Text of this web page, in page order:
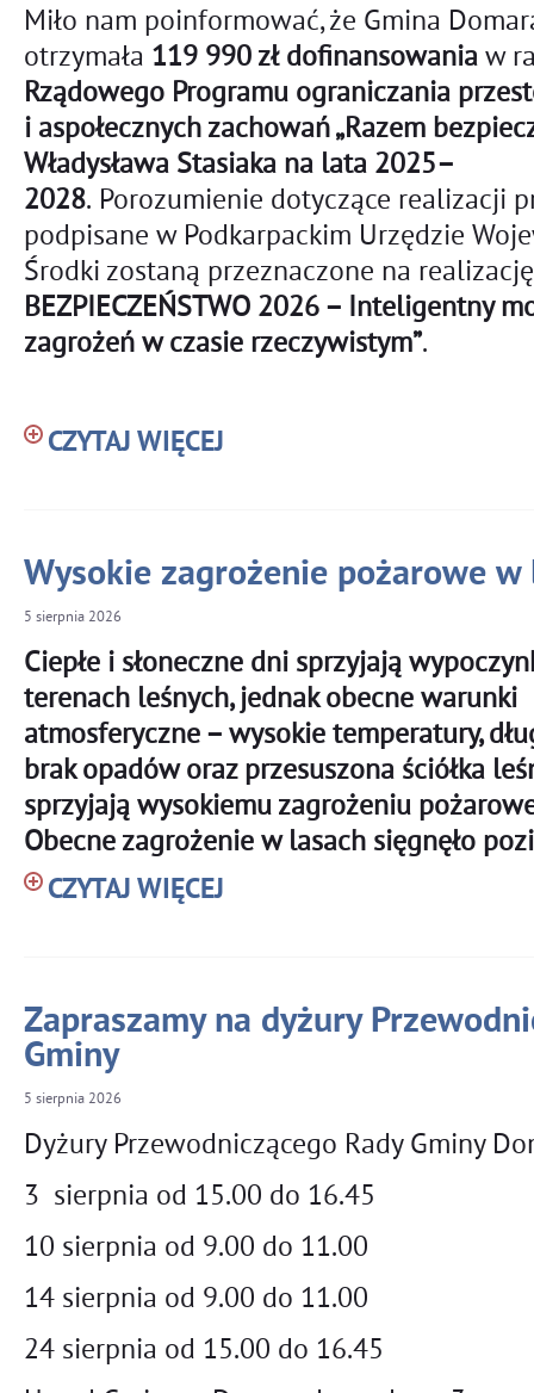
Miło nam poinformować, że Gmina
otrzymała 119 990 zł dofinansowania w
Rządowego Programu ograniczania
i aspołecznych zachowań „Razem
Władysława Stasiaka na lata 2025–
2028. Porozumienie dotyczące realizacji
podpisane w Podkarpackim Urzędzie
Środki zostaną przeznaczone na
BEZPIECZEŃSTWO 2026 – Inteligentny
zagrożeń w czasie rzeczywistym”.
CZYTAJ WIĘCEJ
Wysokie zagrożenie pożarowe w
5 sierpnia 2026
Ciepłe i słoneczne dni sprzyjają
terenach leśnych, jednak obecne warunki
atmosferyczne – wysokie temperatury,
brak opadów oraz przesuszona ściółka
sprzyjają wysokiemu zagrożeniu
Obecne zagrożenie w lasach sięgnęło
CZYTAJ WIĘCEJ
Zapraszamy na dyżury
Gminy
5 sierpnia 2026
Dyżury Przewodniczącego Rady Gminy
3 sierpnia od 15.00 do 16.45
10 sierpnia od 9.00 do 11.00
14 sierpnia od 9.00 do 11.00
24 sierpnia od 15.00 do 16.45